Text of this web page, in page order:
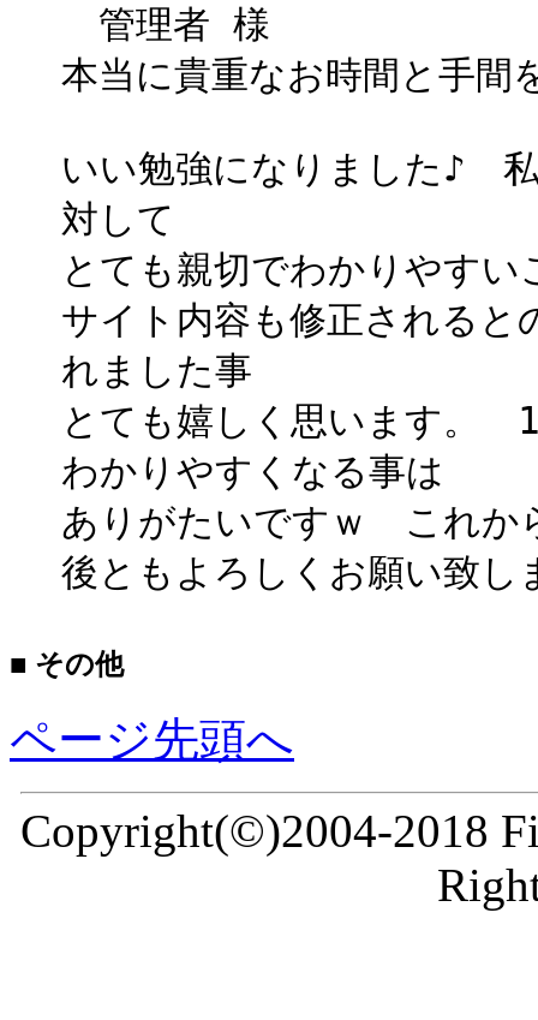
管理者 様
本当に貴重なお時間と手間
いい勉強になりました♪
対して
とても親切でわかりやす
サイト内容も修正されると
れました事
とても嬉しく思います。
わかりやすくなる事は
ありがたいですｗ これか
後ともよろしくお願い致し
■ その他
ページ先頭へ
Copyright(©)2004-2018